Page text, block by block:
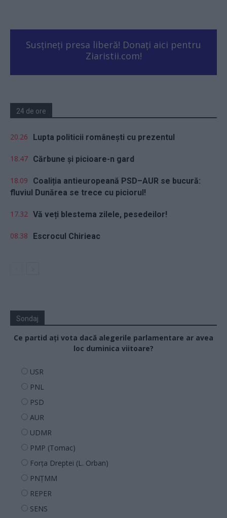
Susțineți presa liberă! Donați aici pentru
Ziaristii.com!
24 de ore
20.26 Lupta politicii românești cu prezentul
18.47 Cărbune și picioare-n gard
18.09
Coaliția antieuropeană PSD–AUR se bucură:
fluviul Dunărea se trece cu piciorul!
17.32 Vă veți blestema zilele, pesedeilor!
08.38 Escrocul Chirieac
Sondaj
Ce partid ați vota dacă alegerile parlamentare ar avea
loc duminica viitoare?
USR
PNL
PSD
AUR
UDMR
PMP (Tomac)
Forța Dreptei (L. Orban)
PNȚMM
REPER
SENS